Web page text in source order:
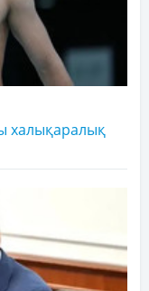
халықаралық